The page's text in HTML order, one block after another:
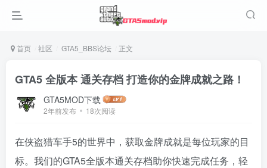
首页 社区 GTA5_BBS论坛 正文
GTA5 全版本 通关存档 打造你的金牌成就之路！
GTA5MOD下载
2年前发布 18次阅读
在侠盗猎车手5的世界中，获取金牌成就是每位玩家的目
标。我们的GTA5全版本通关存档助你快速完成任务，轻